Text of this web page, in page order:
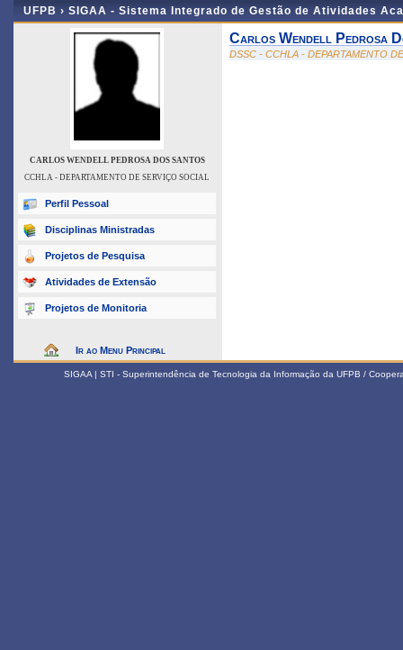
UFPB › SIGAA - Sistema Integrado de Gestão de Atividades
CARLOS WENDELL PEDROSA DOS SANTOS
CCHLA - DEPARTAMENTO DE SERVIÇO SOCIAL
Perfil Pessoal
Disciplinas Ministradas
Projetos de Pesquisa
Atividades de Extensão
Projetos de Monitoria
Ir ao Menu Principal
Carlos Wendell Pedrosa
DSSC - CCHLA - DEPARTAMENTO
SIGAA | STI - Superintendência de Tecnologia da Informação da UFPB /